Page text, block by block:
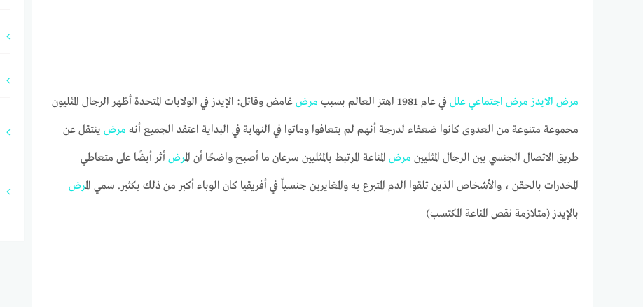
مرض الايدز مرض اجتماعي علل في عام 1981 اهتز العالم بسبب مرض غامض وقاتل: الإيدز في الولايات المتحدة أظهر الرجال المثليون
مجموعة متنوعة من العدوى كانوا ضعفاء لدرجة أنهم لم يتعافوا وماتوا في النهاية في البداية اعتقد الجميع أنه مرض ينتقل عن
طريق الاتصال الجنسي بين الرجال المثليين مرض المناعة المرتبط بالمثليين سرعان ما أصبح واضحًا أن المرض أثر أيضًا على متعاطي
المخدرات بالحقن ، والأشخاص الذين تلقوا الدم المتبرع به والمغايرين جنسياً في أفريقيا كان الوباء أكبر من ذلك بكثير. سمي المرض
بالإيدز (متلازمة نقص المناعة المكتسب)